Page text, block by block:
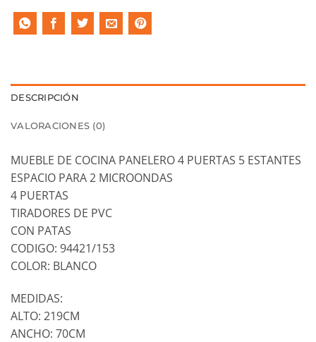
DESCRIPCIÓN
VALORACIONES (0)
MUEBLE DE COCINA PANELERO 4 PUERTAS 5 ESTANTES
ESPACIO PARA 2 MICROONDAS
4 PUERTAS
TIRADORES DE PVC
CON PATAS
CODIGO: 94421/153
COLOR: BLANCO
MEDIDAS:
ALTO: 219CM
ANCHO: 70CM